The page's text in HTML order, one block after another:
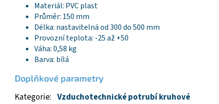
Materiál: PVC plast
Průměr: 150 mm
Délka: nastavitelná od 300 do 500 mm
Provozní teplota: -25 až +50
Váha: 0,58 kg
Barva: bílá
Doplňkové parametry
Kategorie: Vzduchotechnické potrubí kruhové